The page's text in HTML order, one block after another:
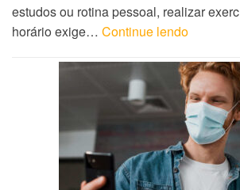
estudos ou rotina pessoal, realizar
horário exige… Continue lendo